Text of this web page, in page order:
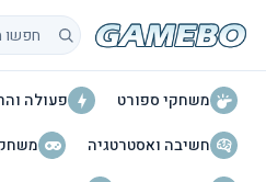
חיפוש
משחקי ספורט
פעולה
חשיבה ואסטרטגיה